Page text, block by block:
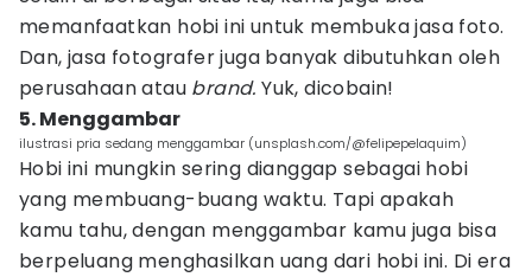
memanfaatkan hobi ini untuk membuka jasa foto.
Dan, jasa fotografer juga banyak dibutuhkan oleh
perusahaan atau brand.Yuk, dicobain!
5. Menggambar
ilustrasi pria sedang menggambar (unsplash.com/@felipepelaquim)
Hobi ini mungkin sering dianggap sebagai hobi
yang membuang-buang waktu. Tapi apakah
kamu tahu, dengan menggambar kamu juga bisa
berpeluang menghasilkan uang dari hobi ini. Di era